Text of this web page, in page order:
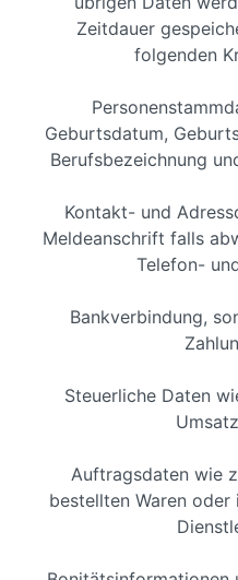
Zeitdauer
folgenden
Geburtsdatum,
Berufsbezeichnung
Kontakt- und
Meldeanschrift falls
Telefon-
Bankverbindung,
Steuerliche Daten
Auftragsdaten wie
bestellten Waren